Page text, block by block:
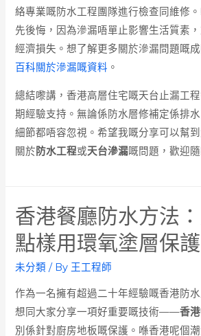
絡專業嘅防水工程團隊進行檢查同維修
先後悔，因為滲漏唔單止影響生活質素
經濟損失。想了解更多關於滲漏問題嘅
百科關於滲漏嘅資料 。
總結嚟講，香港高層住宅嘅天台止漏工
期經驗支持。無論係防水層修補定係排
細節都唔容忽視。希望我嘅分享可以幫
關於防水工程或天台滲漏嘅問題，歡迎
香港餐廳防水方法
點樣用環氧塗層保護
未分類 / By 王工程師
作為一名擁有超過二十年經驗嘅香港防
想同大家分享一項好重要嘅技術——香
別係針對廚房地板嘅保護。喺香港呢個